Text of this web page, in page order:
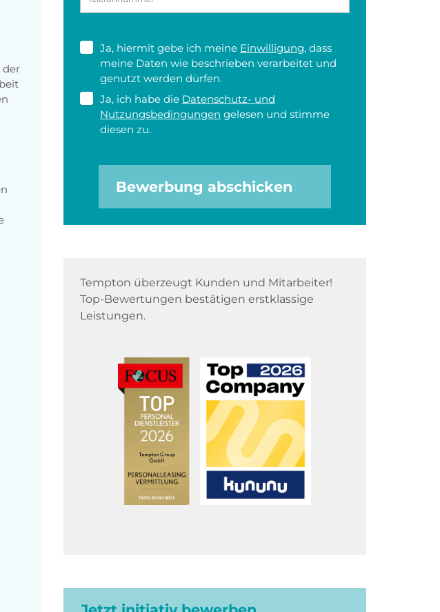
der
Ja, hiermit gebe ich meine Einwilligung, dass
meine Daten wie beschrieben verarbeitet und
genutzt werden dürfen.
Ja, ich habe die Datenschutz- und
Nutzungsbedingungen gelesen und stimme
diesen zu.
Bewerbung abschicken
Tempton überzeugt Kunden und Mitarbeiter!
Top-Bewertungen bestätigen erstklassige
Leistungen.